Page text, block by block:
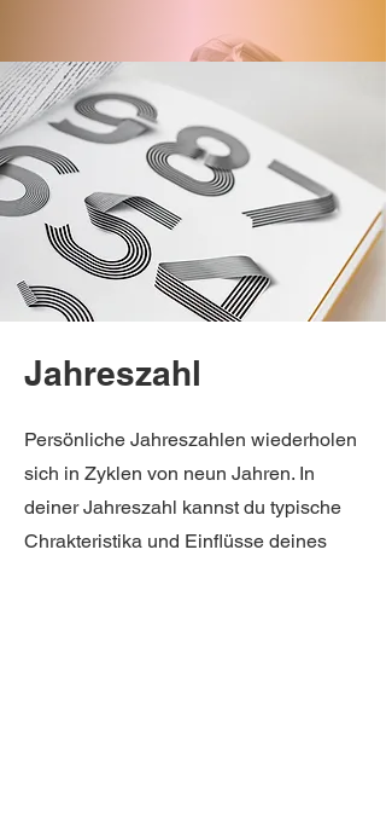
Jahreszahl
Persönliche Jahreszahlen wiederholen
sich in Zyklen von neun Jahren. In
deiner Jahreszahl kannst du typische
Chrakteristika und Einflüsse deines